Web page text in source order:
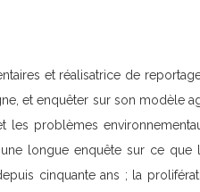
et réalisatrice de
et enquêter sur son modèle
les problèmes
longue enquête sur ce que
cinquante ans ; la